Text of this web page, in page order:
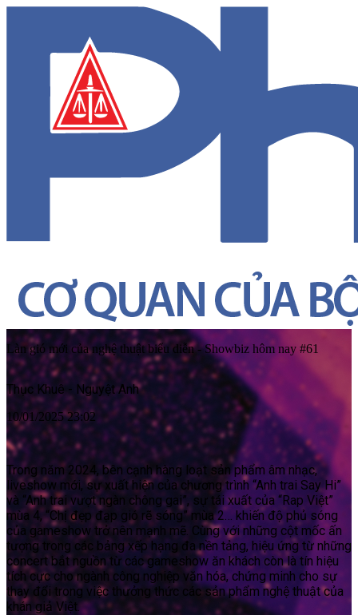
Làn gió mới của nghệ thuật biểu diễn - Showbiz hôm nay #61
Thục Khuê - Nguyệt Anh
10/01/2025 23:02
Trong năm 2024, bên cạnh hàng loạt sản phẩm âm nhạc,
liveshow mới, sự xuất hiện của chương trình “Anh trai Say Hi”
và “Anh trai vượt ngàn chông gai”, sự tái xuất của “Rap Việt”
mùa 4, “Chị đẹp đạp gió rẽ sóng” mùa 2… khiến độ phủ sóng
của gameshow trở nên mạnh mẽ. Cùng với những cột mốc ấn
tượng trong các bảng xếp hạng đa nền tảng, hiệu ứng từ những
concert bắt nguồn từ các gameshow ăn khách còn là tín hiệu
tích cực cho ngành công nghiệp văn hóa, chứng minh cho sự
thay đổi trong việc thưởng thức các sản phẩm nghệ thuật của
khán giả Việt.